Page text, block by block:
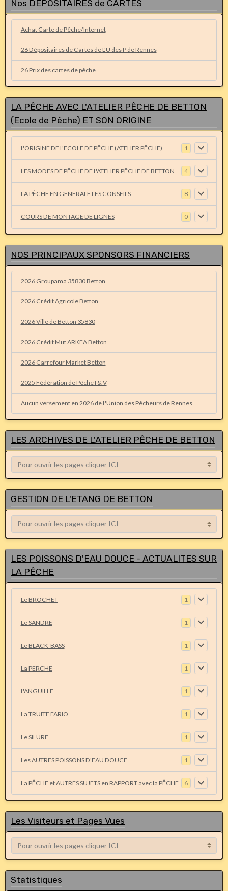
Nos DEPOSITAIRES de CARTES
Achat Carte de Pêche/Internet
26 Dépositaires de Cartes de L'U des P de Rennes
26 Prix des cartes de pêche
LA PÊCHE AVEC L'ATELIER PÊCHE DE BETTON
(Ecole de Pêche) ET SON ORIGINE
L'ORIGINE DE L'ECOLE DE PÊCHE (ATELIER PÊCHE) 1
LES MODES DE PÊCHE DE L'ATELIER PÊCHE DE BETTON 4
LA PÊCHE EN GENERALE LES CONSEILS 8
COURS DE MONTAGE DE LIGNES 0
NOS PRINCIPAUX SPONSORS FINANCIERS
2026 Groupama 35830 Betton
2026 Crédit Agricole Betton
2026 Ville de Betton 35830
2026 Crédit Mut ARKEA Betton
2026 Carrefour Market Betton
2025 Fédération de Pêche I & V
Aucun versement en 2026 de L'Union des Pêcheurs de Rennes
LES ARCHIVES DE L'ATELIER PÊCHE DE BETTON
GESTION DE L'ETANG DE BETTON
LES POISSONS D'EAU DOUCE - ACTUALITES SUR
LA PÊCHE
Le BROCHET 1
Le SANDRE 1
Le BLACK-BASS 1
La PERCHE 1
L'ANGUILLE 1
La TRUITE FARIO 1
Le SILURE 1
Les AUTRES POISSONS D'EAU DOUCE 1
La PÊCHE et AUTRES SUJETS en RAPPORT avec la PÊCHE 6
Les Visiteurs et Pages Vues
Statistiques